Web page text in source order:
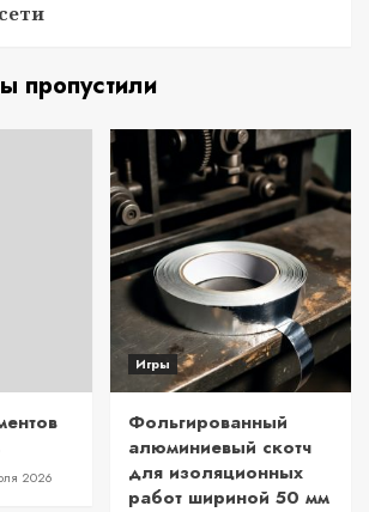
пропустили
2026
Игры
Фольгированный
алюминиевый скотч
для изоляционных
работ шириной 50 мм